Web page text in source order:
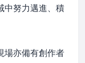
中努力邁進、積
場亦備有創作者